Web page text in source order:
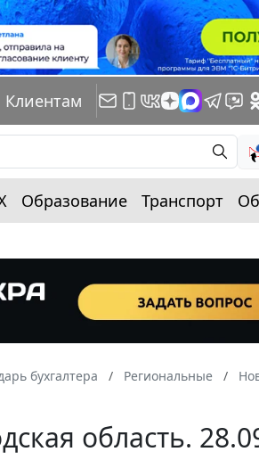
Клиентам
Образование Транспорт
бухгалтера Региональные
область.